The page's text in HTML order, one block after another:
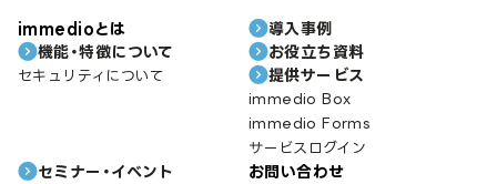
immedioとは
機能・特徴について
セキュリティについて
導入事例
お役立ち資料
提供サービス
immedio Box
immedio Forms
サービスログイン
セミナー・イベント
お問い合わせ